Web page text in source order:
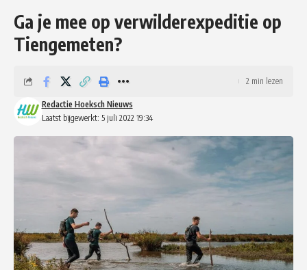
Ga je mee op verwilderexpeditie op
Tiengemeten?
Laatst bijgewerkt: 5 juli 2022 19:34
Redactie Hoeksch Nieuws
2 min lezen